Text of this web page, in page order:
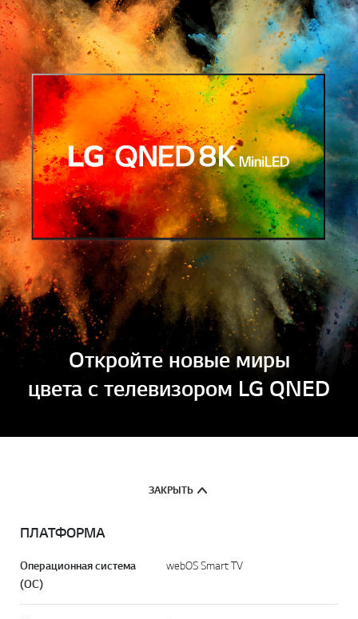
Откройте новые миры
цвета с телевизором LG QNED
ЗАКРЫТЬ
ПЛАТФОРМА
Операционная система
(ОС)
webOS Smart TV